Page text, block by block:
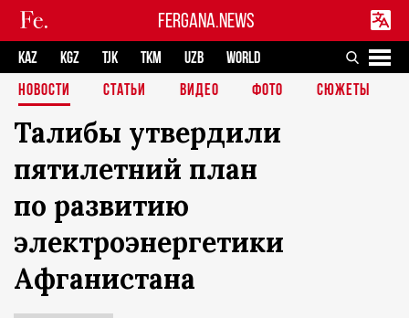
FERGANA.NEWS
KAZ KGZ TJK TKM UZB
WORLD
НОВОСТИ
СТАТЬИ ВИДЕО ФОТО СЮЖЕТЫ
Талибы утвердили
пятилетний план
по развитию
электроэнергетики
Афганистана